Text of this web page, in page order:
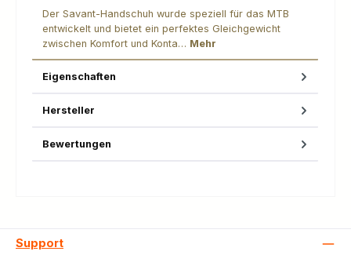
Der Savant-Handschuh wurde speziell für das MTB
entwickelt und bietet ein perfektes Gleichgewicht
zwischen Komfort und Konta… Mehr
Eigenschaften
Hersteller
Bewertungen
Support